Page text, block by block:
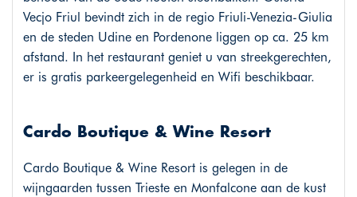
Vecjo Friul bevindt zich in de regio Friuli-Venezia-Giulia
en de steden Udine en Pordenone liggen op ca. 25 km
afstand. In het restaurant geniet u van streekgerechten,
er is gratis parkeergelegenheid en Wifi beschikbaar.
Cardo Boutique & Wine Resort
Cardo Boutique & Wine Resort is gelegen in de
wijngaarden tussen Trieste en Monfalcone aan de kust